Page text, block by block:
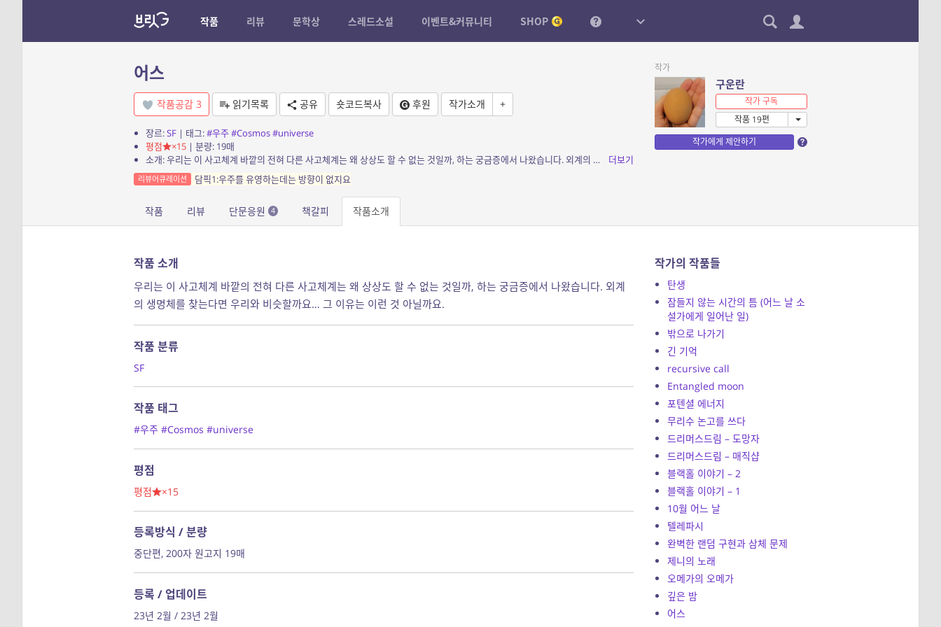
작품 리뷰 문학상 스레드소설 이벤트&커뮤니티 SHOP
어스
작품공감 3 읽기목록 공유 숏코드복사 후원 작가소개 +
장르:SF| 태그:#우주#Cosmos#universe
평점
×15| 분량: 19매
소개: 우리는 이 사고체계 바깥의 전혀 다른 사고체계는 왜 상상도 할 수 없는 것일까, 하는 궁금증에서 나왔습니다. 외계의 생명체를 찾는다면 우리와 비슷할까요… 그 이유는 이런...
더보기
리뷰어큐레이션 담픽1:우주를 유영하는데는 방향이 없지요
작가
구운란
작가 구독
작품 19편
작가에게 제안하기
작품 리뷰 단문응원 4 책갈피 작품소개
작품 소개
우리는 이 사고체계 바깥의 전혀 다른 사고체계는 왜 상상도 할 수 없는 것일까, 하는 궁금증에서 나왔습니다. 외계
의 생명체를 찾는다면 우리와 비슷할까요… 그 이유는 이런 것 아닐까요.
작품 분류
SF
작품 태그
#우주 #Cosmos #universe
평점
평점 ×15
등록방식 / 분량
중단편, 200자 원고지 19매
등록 / 업데이트
23년 2월 / 23년 2월
작가의 작품들
탄생
잠들지 않는 시간의 틈 (어느 날 소
설가에게 일어난 일)
밖으로 나가기
긴 기억
recursive call
Entangled moon
포텐셜 에너지
무리수 논고를 쓰다
드리머스드림 – 도망자
드리머스드림 – 매직샵
블랙홀 이야기 – 2
블랙홀 이야기 – 1
10월 어느 날
텔레파시
완벽한 랜덤 구현과 삼체 문제
제니의 노래
오메가의 오메가
깊은 밤
어스